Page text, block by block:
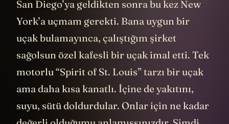
San Diego’ya geldikten sonra bu kez New
York’a uçmam gerekti. Bana uygun bir
uçak bulamayınca, çalıştığım şirket
sağolsun özel kafesli bir uçak imal etti. Tek
motorlu “Spirit of St. Louis” tarzı bir uçak
ama daha kısa kanatlı. İçine de yakıtını,
suyu, sütü doldurdular. Onlar için ne kadar